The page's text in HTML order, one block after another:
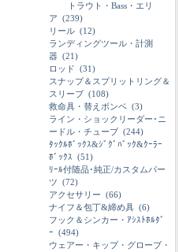
トラウト・Bass・エリ
ア (239)
リール (12)
ランディングツール・計測
器 (21)
ロッド (31)
スナップ＆スプリットリング＆
スリーブ (108)
救命具・替えボンベ (3)
ライン・ショックリーダー･ニ
ードル・チューブ (244)
ﾀｯｸﾙﾎﾞｯｸｽ&ｼﾞｸﾞﾊﾞｯｸ&ｸｰﾗｰ
ﾎﾞｯｸｽ (51)
ﾘｰﾙ付随品･純正/カスタムパー
ツ (72)
アクセサリー (66)
ナイフ＆包丁&締め具 (6)
フック＆シンカー・ｱｼｽﾄﾎﾙﾀﾞ
ｰ (494)
ウェアー・キップ・グローブ・